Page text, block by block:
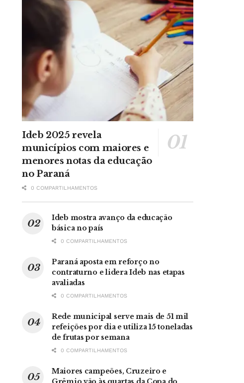
Ideb 2025 revela
municípios com maiores e
menores notas da educação
no Paraná
0 COMPARTILHAMENTOS
Ideb mostra avanço da educação
básica no país
0 COMPARTILHAMENTOS
Paraná aposta em reforço no
contraturno e lidera Ideb nas etapas
avaliadas
0 COMPARTILHAMENTOS
Rede municipal serve mais de 51 mil
refeições por dia e utiliza 15 toneladas
de frutas por semana
0 COMPARTILHAMENTOS
Maiores campeões, Cruzeiro e